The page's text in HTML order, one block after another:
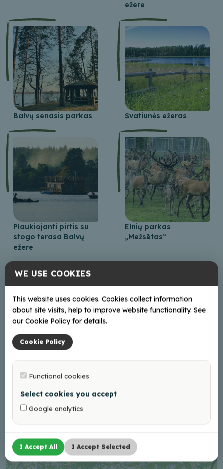
ežere
Balvų senasis parkas Svatiunės ežeras
Plaukiojanti pirtis su
stogo terasa Balvų
ežere
Elnių parkas
„Mežsētas“
1 2
−
WE USE COOKIES
This website uses cookies. Cookies collect information
about site visits, help to improve website functionality. See
our Cookie Policy for details.
Cookie Policy
Functional cookies
Select cookies you accept
Google analytics
I Accept All I Accept Selected